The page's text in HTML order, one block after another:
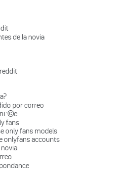
de la novia
por correo
fans
only fans models
onlyfans accounts